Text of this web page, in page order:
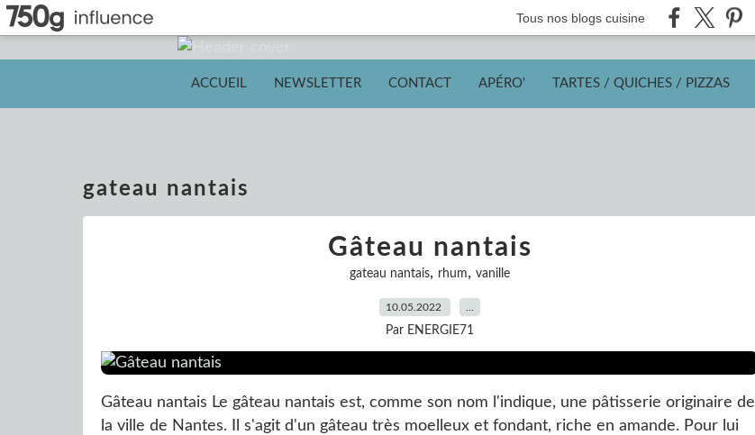
Tous nos blogs cuisine
ACCUEIL NEWSLETTER CONTACT APÉRO' TARTES / QUICHES / PIZZAS
gateau nantais
Gâteau nantais
gateau nantais, rhum, vanille
10.05.2022
Par ENERGIE71
Gâteau nantais Le gâteau nantais est, comme son nom l'indique, une pâtisserie originaire de
la ville de Nantes. Il s'agit d'un gâteau très moelleux et fondant, riche en amande. Pour lui